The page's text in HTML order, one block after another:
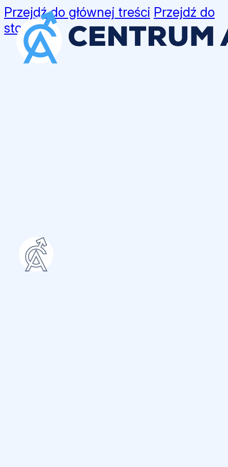
Przejdź do głównej treści Przejdź do
stopki